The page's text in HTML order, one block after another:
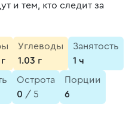
и тем, кто следит за
Углеводы
1.03 г
Занятость
1 ч
Острота
0 / 5
Порции
6